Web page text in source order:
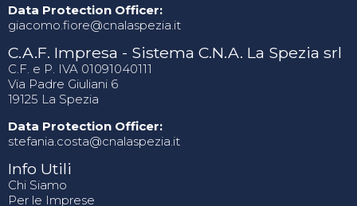
Data Protection Officer:
giacomo.fiore@cnalaspezia.it
C.A.F. Impresa - Sistema C.N.A. La Spezia srl
C.F. e P. IVA 01091040111
Via Padre Giuliani 6
19125 La Spezia
Data Protection Officer:
stefania.costa@cnalaspezia.it
Info Utili
Chi Siamo
Per le Imprese